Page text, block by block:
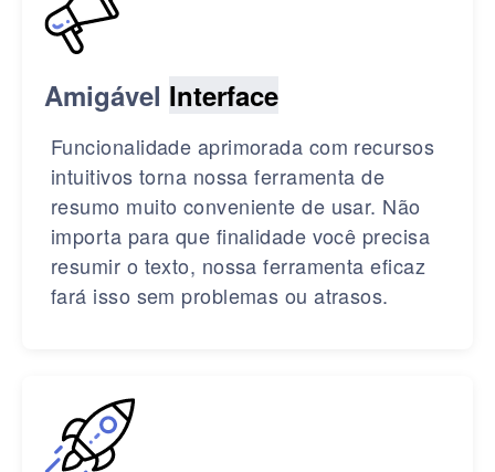
Amigável Interface
Funcionalidade aprimorada com recursos
intuitivos torna nossa ferramenta de
resumo muito conveniente de usar. Não
importa para que finalidade você precisa
resumir o texto, nossa ferramenta eficaz
fará isso sem problemas ou atrasos.